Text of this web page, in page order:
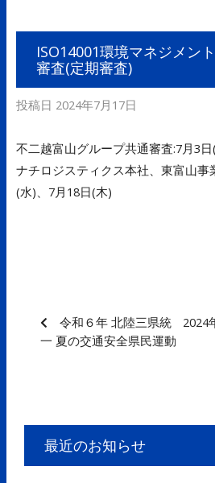
ISO14001環境マネジメン
審査(定期審査)
投稿日 2024年7月17日
不二越富山グループ共通審査:7月3
ナチロジスティクス本社、東富山事
(水)、7月18日(木)
令和６年 北陸三県統
一 夏の交通安全県民運動
2024
最近のお知らせ